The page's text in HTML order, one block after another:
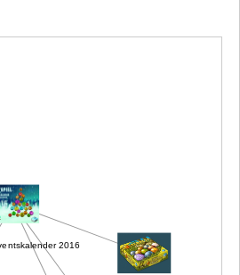
2016